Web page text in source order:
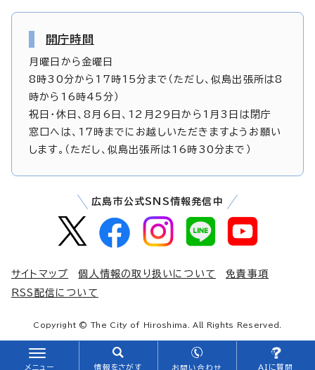
メニュー 情報をさがす お問い合わせ AIに質問
開庁時間
月曜日から金曜日
8時30分から17時15分まで（ただし、似島出張所は8
時から16時45分）
祝日・休日、8月6日、12月29日から1月3日は閉庁
窓口へは、17時までにお越しいただきますようお願い
します。（ただし、似島出張所は16時30分まで）
広島市公式SNS情報発信中
サイトマップ 個人情報の取り扱いについて
免責事項
RSS配信について
Copyright © The City of Hiroshima. All Rights Reserved.